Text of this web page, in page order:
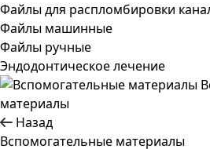
Файлы для распломбировки
Файлы машинные
Файлы ручные
Эндодонтическое лечение
материалы
Назад
Вспомогательные материалы